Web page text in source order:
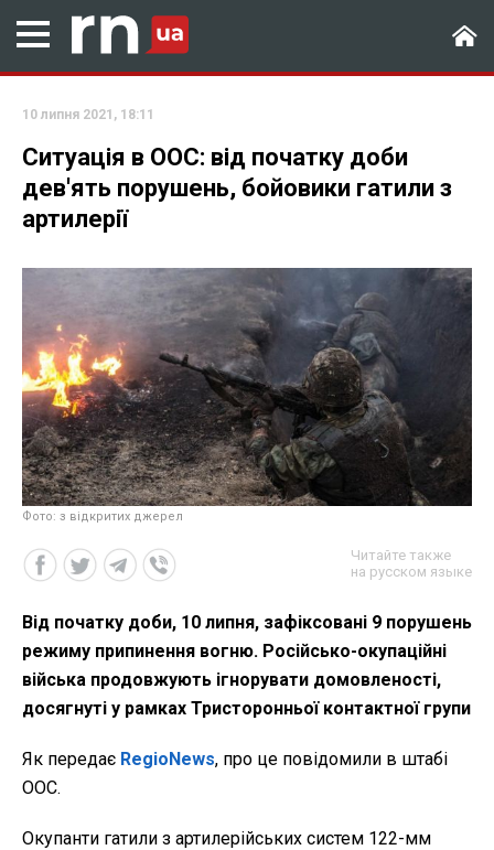
10 липня 2021, 18:11
Ситуація в ООС: від початку доби
дев'ять порушень, бойовики гатили з
артилерії
Фото: з відкритих джерел
Читайте также
на русском языке
Від початку доби, 10 липня, зафіксовані 9 порушень
режиму припинення вогню. Російсько-окупаційні
війська продовжують ігнорувати домовленості,
досягнуті у рамках Тристоронньої контактної групи
Як передає RegioNews, про це повідомили в штабі
ООС.
Окупанти гатили з артилерійських систем 122-мм